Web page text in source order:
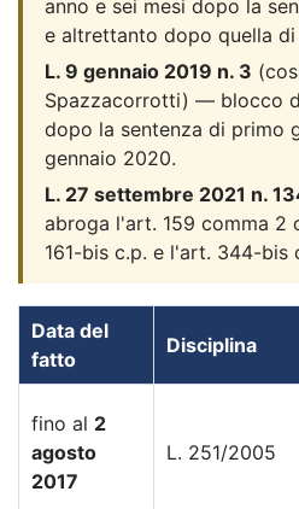
anno e sei mesi dopo la
e altrettanto dopo quella di
L. 9 gennaio 2019 n. 3
Spazzacorrotti) — blocco
dopo la sentenza di primo
gennaio 2020.
L. 27 settembre 2021 n.
abroga l'art. 159 comma 2
161-bis c.p. e l'art. 344-bis
Data del
fatto
Disciplina
fino al 2
agosto
2017
L. 251/2005